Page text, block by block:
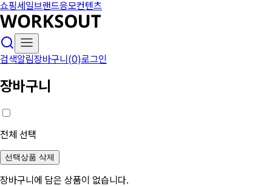
쇼핑세일브랜드응모컨텐츠
검색알림장바구니(0)로그인
장바구니
전체 선택
선택상품 삭제
장바구니에 담은 상품이 없습니다.